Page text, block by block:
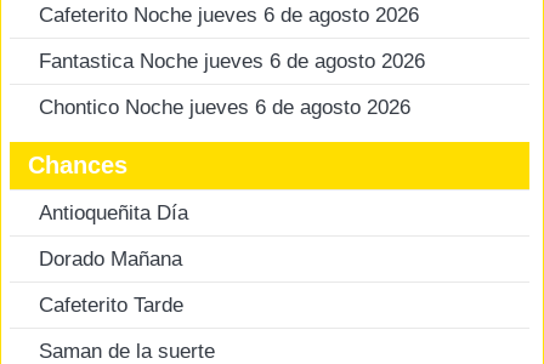
Cafeterito Noche jueves 6 de agosto 2026
Fantastica Noche jueves 6 de agosto 2026
Chontico Noche jueves 6 de agosto 2026
Chances
Antioqueñita Día
Dorado Mañana
Cafeterito Tarde
Saman de la suerte